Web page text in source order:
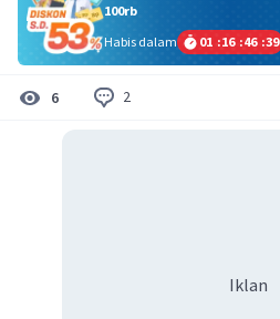
100rb
Habis dalam
01 :16 :46 :39
6 2
Iklan